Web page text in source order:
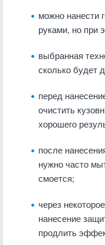
можно нанести
руками, но при
выбранная
сколько будет
перед
очистить
хорошего
после
нужно часто
смоется;
через
нанесение
продлить